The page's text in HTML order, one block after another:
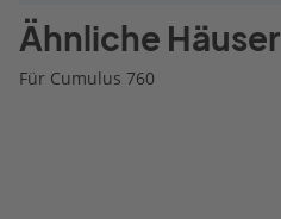
Ähnliche Häuser
Für Cumulus 760